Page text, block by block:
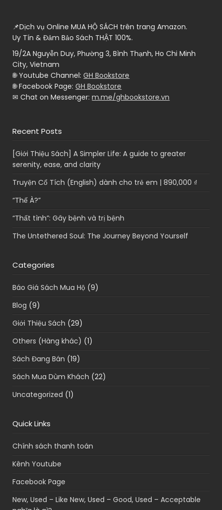
📌Dịch vụ Online MUA HỘ SÁCH trên trang Amazon.
Uy Tín & Đảm Bảo Sách THẬT 100%.
19/2A Nguyễn Duy, Phường 3, Bình Thạnh, Ho Chi Minh
City, Vietnam
🌐 Youtube Channel:GH Bookstore
🌐 Facebook Page:GH Bookstore
✉ Chat on Messenger:m.me/ghbookstore.vn
Recent Posts
[Giới Thiệu Sách] A Simpler Life: A guide to greater
serenity, ease, and clarity
Truyện Cổ Tích (English) dành cho trẻ em | 890,000 ₫
“Thế À?”
“Thất tình”: Gây bệnh và trị bệnh
The Untethered Soul: The Journey Beyond Yourself
Categories
Báo Giá Sách Mua Hộ (9)
Blog (9)
Giới Thiệu Sách (29)
Others (Hàng khác) (1)
Sách Đang Bán (19)
Sách Mua Dùm Khách (22)
Uncategorized (1)
Quick Links
Chính sách thanh toán
Kênh Youtube
Facebook Page
New, Used – Like New, Used – Good, Used – Acceptable